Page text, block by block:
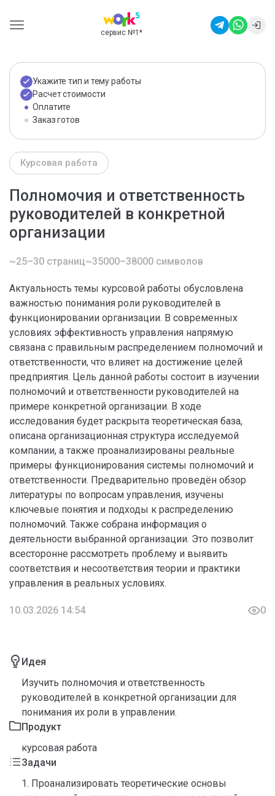
сервис №1 *
Укажите тип и тему работы
Расчет стоимости
Оплатите
Заказ готов
Курсовая работа
Полномочия и ответственность
руководителей в конкретной
организации
~25–30 страниц~35000–38000 символов
Актуальность темы курсовой работы обусловлена
важностью понимания роли руководителей в
функционировании организации. В современных
условиях эффективность управления напрямую
связана с правильным распределением полномочий и
ответственности, что влияет на достижение целей
предприятия. Цель данной работы состоит в изучении
полномочий и ответственности руководителей на
примере конкретной организации. В ходе
исследования будет раскрыта теоретическая база,
описана организационная структура исследуемой
компании, а также проанализированы реальные
примеры функционирования системы полномочий и
ответственности. Предварительно проведён обзор
литературы по вопросам управления, изучены
ключевые понятия и подходы к распределению
полномочий. Также собрана информация о
деятельности выбранной организации. Это позволит
всесторонне рассмотреть проблему и выявить
соответствия и несоответствия теории и практики
управления в реальных условиях.
10.03.2026 14:54 0
Идея
Изучить полномочия и ответственность
руководителей в конкретной организации для
понимания их роли в управлении.
Продукт
курсовая работа
Задачи
1. Проанализировать теоретические основы